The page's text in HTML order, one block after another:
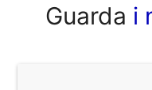
Guarda i